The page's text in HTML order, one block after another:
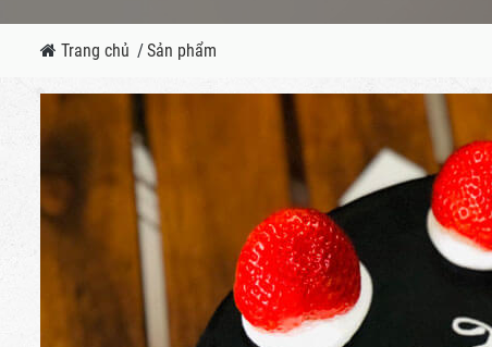
Trang chủ /Sản phẩm